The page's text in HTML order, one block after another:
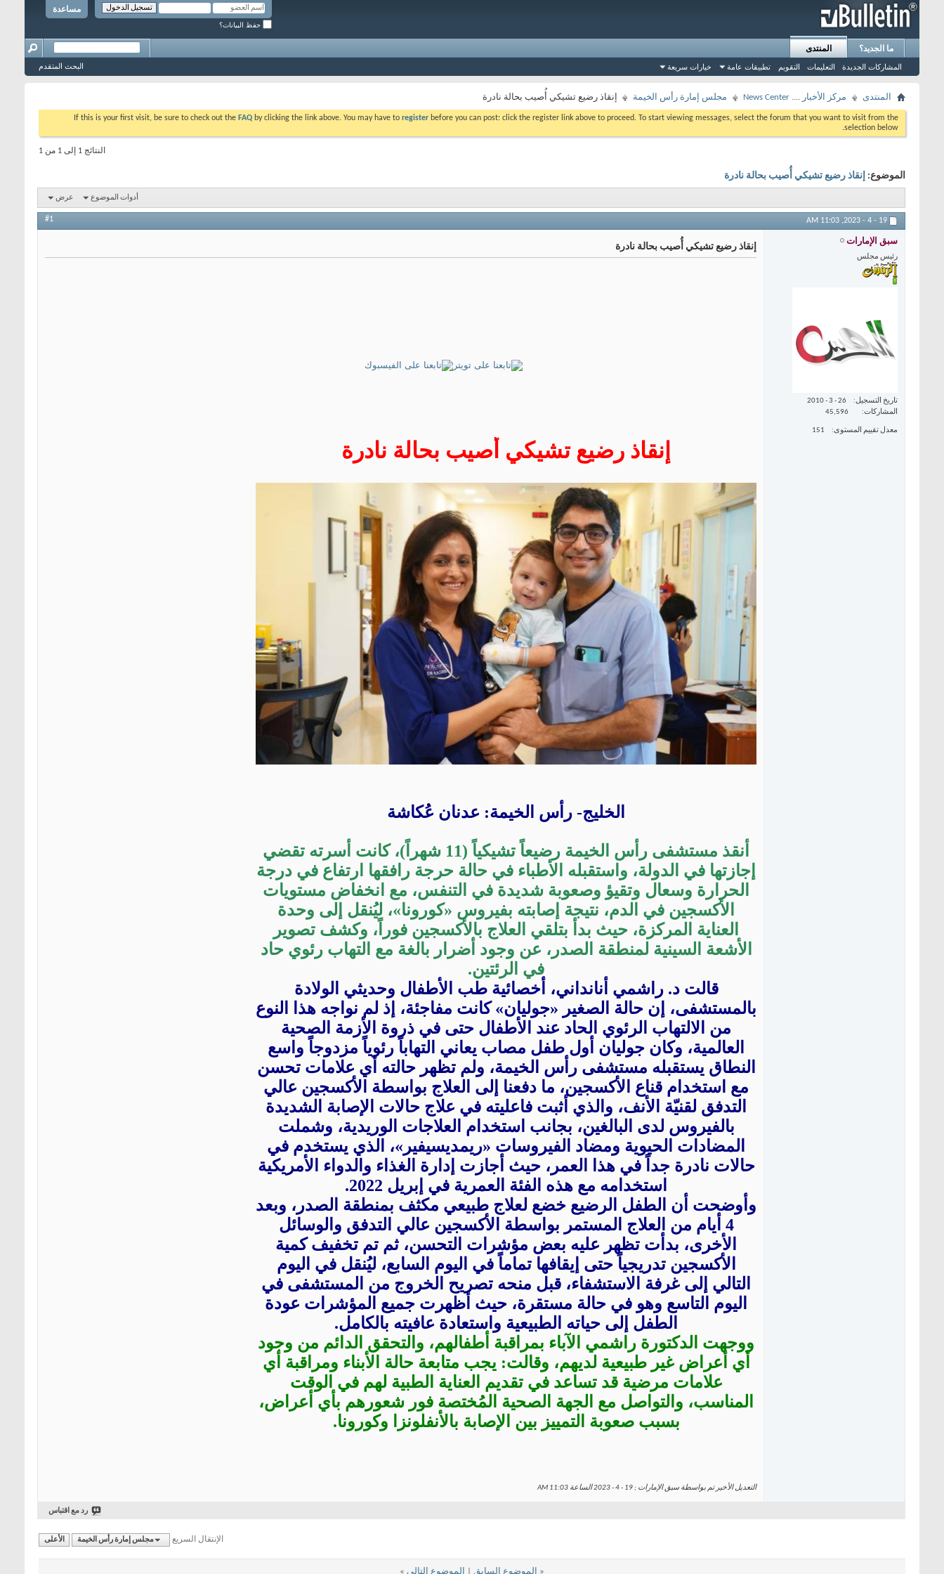
مساعدة
حفظ البيانات؟
ما الجديد؟ المنتدى
المشاركات الجديدة التعليمات التقويم تطبيقات عامة خيارات سريعة البحث المتقدم
المنتدى مركز الأخبار .... News Center مجلس إمارة رأس الخيمة إنقاذ رضيع تشيكي أُصيب بحالة نادرة
If this is your first visit, be sure to check out the FAQ by clicking the link above. You may have to register before you can post: click the register link above to proceed. To start viewing messages, select the forum that you want to visit from the
selection below.
النتائج 1 إلى 1 من 1
الموضوع: إنقاذ رضيع تشيكي أُصيب بحالة نادرة
أدوات الموضوع عرض
19 - 4 - 2023,
11:03 AM
#1
سبق الإمارات
رئيس مجلس
تاريخ التسجيل
26 - 3 - 2010
المشاركات
45,596
معدل تقييم المستوى 151
إنقاذ رضيع تشيكي أُصيب بحالة نادرة
إنقاذ رضيع تشيكي أُصيب بحالة نادرة
الخليج- رأس الخيمة: عدنان عُكاشة
أنقذ مستشفى رأس الخيمة رضيعاً تشيكياً (11 شهراً)، كانت أسرته تقضي
إجازتها في الدولة، واستقبله الأطباء في حالة حرجة رافقها ارتفاع في درجة
الحرارة وسعال وتقيؤ وصعوبة شديدة في التنفس، مع انخفاض مستويات
الأكسجين في الدم، نتيجة إصابته بفيروس «كورونا»، ليُنقل إلى وحدة
العناية المركزة، حيث بدأ بتلقي العلاج بالأكسجين فوراً، وكشف تصوير
الأشعة السينية لمنطقة الصدر، عن وجود أضرار بالغة مع التهاب رئوي حاد
في الرئتين.
قالت د. راشمي أنانداني، أخصائية طب الأطفال وحديثي الولادة
بالمستشفى، إن حالة الصغير «جوليان» كانت مفاجئة، إذ لم نواجه هذا النوع
من الالتهاب الرئوي الحاد عند الأطفال حتى في ذروة الأزمة الصحية
العالمية، وكان جوليان أول طفل مصاب يعاني التهاباً رئوياً مزدوجاً واسع
النطاق يستقبله مستشفى رأس الخيمة، ولم تظهر حالته أي علامات تحسن
مع استخدام قناع الأكسجين، ما دفعنا إلى العلاج بواسطة الأكسجين عالي
التدفق لقنيّة الأنف، والذي أثبت فاعليته في علاج حالات الإصابة الشديدة
بالفيروس لدى البالغين، بجانب استخدام العلاجات الوريدية، وشملت
المضادات الحيوية ومضاد الفيروسات «ريمديسيفير»، الذي يستخدم في
حالات نادرة جداً في هذا العمر، حيث أجازت إدارة الغذاء والدواء الأمريكية
استخدامه مع هذه الفئة العمرية في إبريل 2022.
وأوضحت أن الطفل الرضيع خضع لعلاج طبيعي مكثف بمنطقة الصدر، وبعد
4 أيام من العلاج المستمر بواسطة الأكسجين عالي التدفق والوسائل
الأخرى، بدأت تظهر عليه بعض مؤشرات التحسن، ثم تم تخفيف كمية
الأكسجين تدريجياً حتى إيقافها تماماً في اليوم السابع، ليُنقل في اليوم
التالي إلى غرفة الاستشفاء، قبل منحه تصريح الخروج من المستشفى في
اليوم التاسع وهو في حالة مستقرة، حيث أظهرت جميع المؤشرات عودة
الطفل إلى حياته الطبيعية واستعادة عافيته بالكامل.
ووجهت الدكتورة راشمي الآباء بمراقبة أطفالهم، والتحقق الدائم من وجود
أي أعراض غير طبيعية لديهم، وقالت: يجب متابعة حالة الأبناء ومراقبة أي
علامات مرضية قد تساعد في تقديم العناية الطبية لهم في الوقت
المناسب، والتواصل مع الجهة الصحية المُختصة فور شعورهم بأي أعراض،
بسبب صعوبة التمييز بين الإصابة بالأنفلونزا وكورونا.
التعديل الأخير تم بواسطة سبق الإمارات ; 19 - 4 - 2023 الساعة 11:03 AM
رد مع اقتباس
الإنتقال السريع مجلس إمارة رأس الخيمة الأعلى
« الموضوع السابق الموضوع التالي »